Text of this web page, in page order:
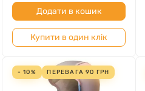
Додати в кошик
Купити в один клік
- 10% ПЕРЕВАГА90 ГРН